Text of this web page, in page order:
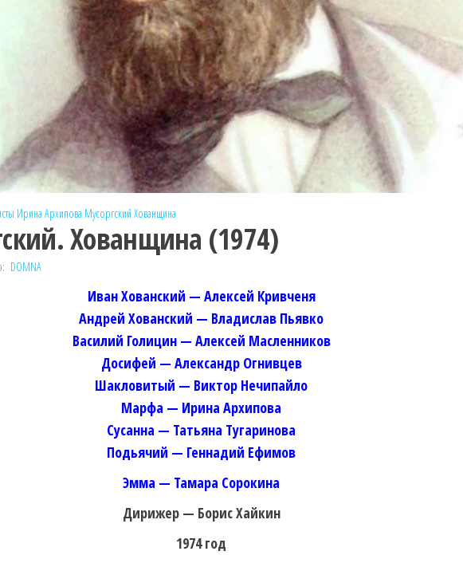
Ирина Архипова Мусоргский Хованщина
Хованщина (1974)
DOMNA
Иван Хованский — Алексей Кривченя
Андрей Хованский — Владислав Пьявко
Василий Голицин — Алексей Масленников
Досифей — Александр Огнивцев
Шакловитый — Виктор Нечипайло
Марфа — Ирина Архипова
Сусанна — Татьяна Тугаринова
Подьячий — Геннадий Ефимов
Эмма — Тамара Сорокина
Дирижер — Борис Хайкин
1974 год